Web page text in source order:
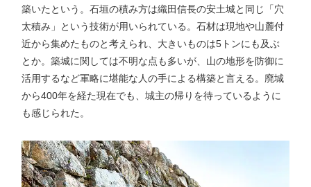
築いたという。石垣の積み方は織田信長の安土城と同じ「穴
太積み」という技術が用いられている。石材は現地や山麓付
近から集めたものと考えられ、大きいものは5トンにも及ぶ
とか。築城に関しては不明な点も多いが、山の地形を防御に
活用するなど軍略に堪能な人の手による構築と言える。廃城
から400年を経た現在でも、城主の帰りを待っているように
も感じられた。